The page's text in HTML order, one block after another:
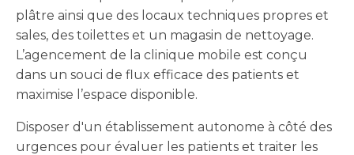
plâtre ainsi que des locaux techniques propres et
sales, des toilettes et un magasin de nettoyage.
L’agencement de la clinique mobile est conçu
dans un souci de flux efficace des patients et
maximise l’espace disponible.
Disposer d'un établissement autonome à côté des
urgences pour évaluer les patients et traiter les